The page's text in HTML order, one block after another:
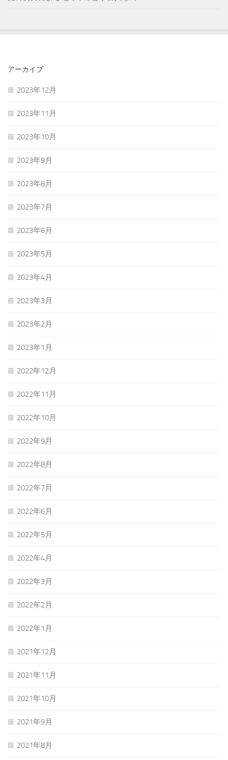
アーカイブ
2023年12月
2023年11月
2023年10月
2023年9月
2023年8月
2023年7月
2023年6月
2023年5月
2023年4月
2023年3月
2023年2月
2023年1月
2022年12月
2022年11月
2022年10月
2022年9月
2022年8月
2022年7月
2022年6月
2022年5月
2022年4月
2022年3月
2022年2月
2022年1月
2021年12月
2021年11月
2021年10月
2021年9月
2021年8月